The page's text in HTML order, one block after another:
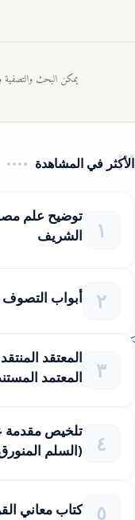
يمكن البحث
الأكثر في المشاهدة
توضيح علم
الشريف
أبواب التصوف
المعتقد
المعتمد
تلخيص مقدمة
(السلم
كتاب معاني